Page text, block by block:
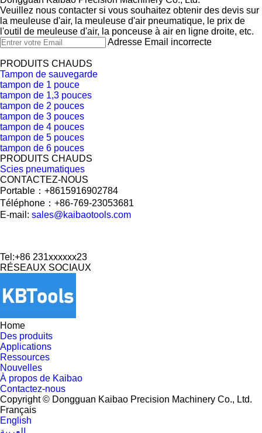
Veuillez nous contacter si vous souhaitez obtenir des devis sur
la meuleuse d'air, la meuleuse d'air pneumatique, le prix de
l'outil de meuleuse d'air, la ponceuse à air en ligne droite, etc.
Adresse Email incorrecte
PRODUITS CHAUDS
Tampon de sauvegarde
tampon de 1 pouce
tampon de 1,3 pouces
tampon de 2 pouces
tampon de 3 pouces
tampon de 4 pouces
tampon de 5 pouces
tampon de 6 pouces
PRODUITS CHAUDS
Scies pneumatiques
CONTACTEZ-NOUS
Portable：+8615916902784
Téléphone：+86-769-23053681
E-mail: sales@kaibaotools.com
Tel:+86 231xxxxxx23
RÉSEAUX SOCIAUX
Home
Des produits
Applications
Ressources
Nouvelles
À propos de Kaibao
Contactez-nous
Copyright © Dongguan Kaibao Precision Machinery Co., Ltd.
Français
English